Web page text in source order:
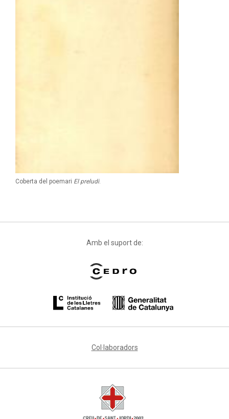
Coberta del poemari El preludi.
Amb el suport de:
Col·laboradors